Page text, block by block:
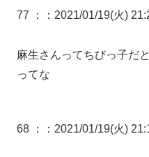
77 ： ：2021/01/19(火)
麻生さんってちびっ子だ
ってな
68 ： ：2021/01/19(火)